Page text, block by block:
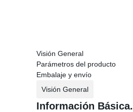
Visión General
Parámetros del producto
Embalaje y envío
Visión General
Información Básica.